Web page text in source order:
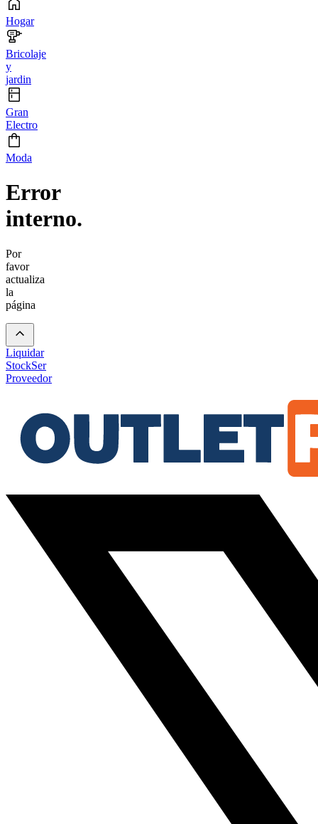
Hogar
Bricolaje
y
jardin
Gran
Electro
Moda
Error
interno.
Por
favor
actualiza
la
página
Liquidar
StockSer
Proveedor